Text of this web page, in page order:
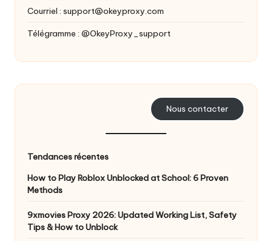
Courriel : support@okeyproxy.com
Télégramme : @OkeyProxy_support
Nous contacter
Tendances récentes
How to Play Roblox Unblocked at School: 6 Proven
Methods
9xmovies Proxy 2026: Updated Working List, Safety
Tips & How to Unblock